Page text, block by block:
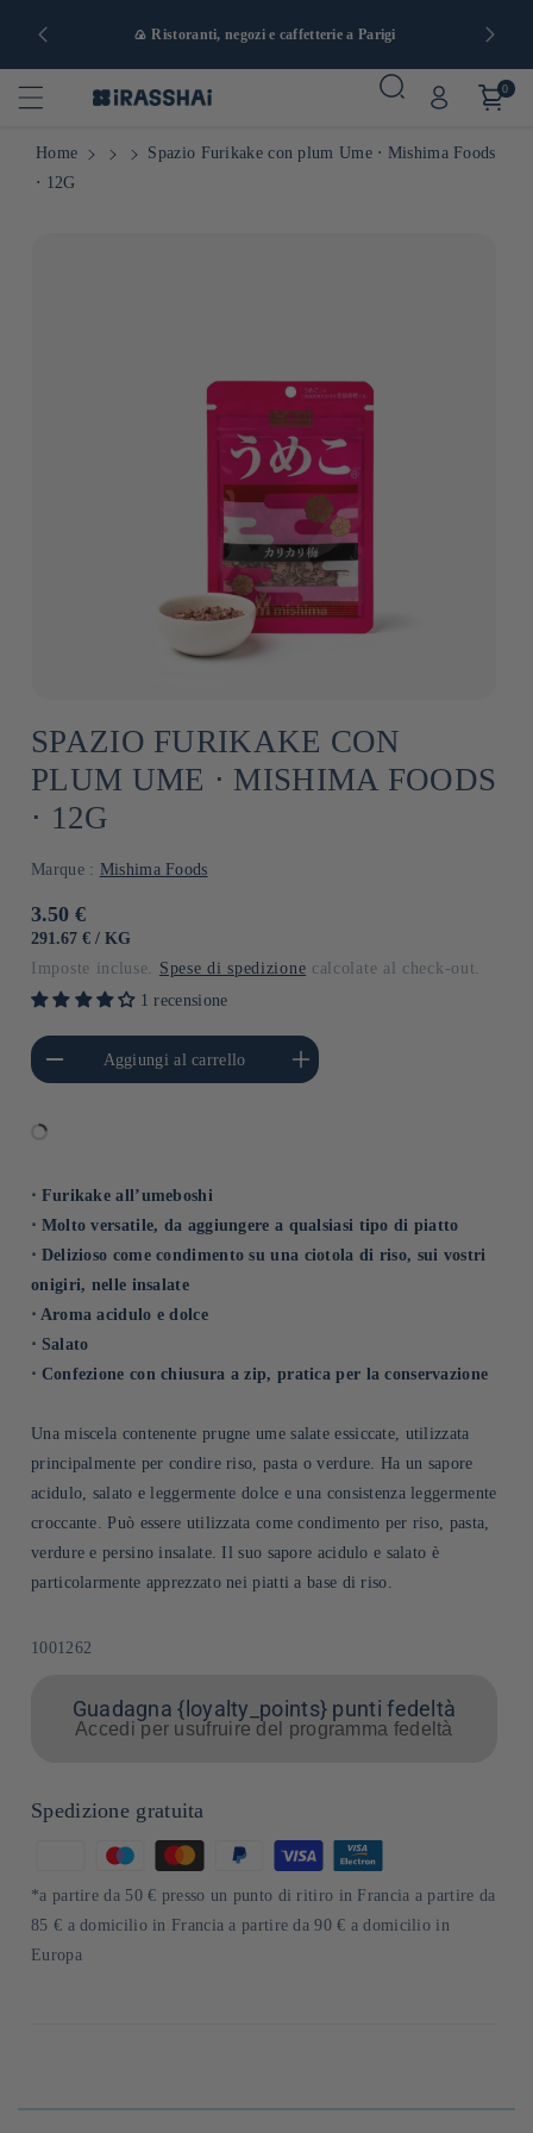
🍙 Ristoranti, negozi e caffetterie a Parigi
0
Home
Spazio Furikake con plum Ume ⋅ Mishima Foods
⋅ 12G
SPAZIO FURIKAKE CON
PLUM UME ⋅ MISHIMA FOODS
⋅ 12G
Marque : Mishima Foods
Prezzo
di
3.50 €
PREZZO
291.67 € / PER
KG
Imposte incluse. Spese di spedizione calcolate al check-out.
1 recensione
quantità per Default
Title
Aggiungi al carrello
Aumenta quantità per Default
Title
⋅ Furikake all’umeboshi
⋅ Molto versatile, da aggiungere a qualsiasi tipo di piatto
⋅ Delizioso come condimento su una ciotola di riso, sui vostri
onigiri, nelle insalate
⋅ Aroma acidulo e dolce
⋅ Salato
⋅ Confezione con chiusura a zip, pratica per la conservazione
Una miscela contenente prugne ume salate essiccate, utilizzata
principalmente per condire riso, pasta o verdure. Ha un sapore
acidulo, salato e leggermente dolce e una consistenza leggermente
croccante. Può essere utilizzata come condimento per riso, pasta,
verdure e persino insalate. Il suo sapore acidulo e salato è
particolarmente apprezzato nei piatti a base di riso.
SKU:
1001262
Guadagna {loyalty_points} punti fedeltà
Accedi per usufruire del programma fedeltà
Spedizione gratuita
di
pagamento
*a partire da 50 € presso un punto di ritiro in Francia a partire da
85 € a domicilio in Francia a partire da 90 € a domicilio in
Europa